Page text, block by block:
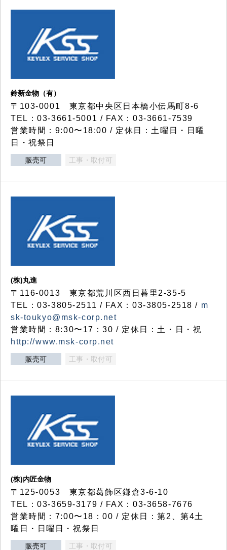
鈴新金物（有）
〒103-0001 東京都中央区日本橋小伝馬町8-6
TEL：03-3661-5001 / FAX：03-3661-7539
営業時間：9:00〜18:00 / 定休日：土曜日・日曜
日・祝祭日
販売可 工事・取付可
(株)丸進
〒116-0013 東京都荒川区西日暮里2-35-5
TEL：03-3805-2511 / FAX：03-3805-2518 / m
sk-toukyo@msk-corp.net
営業時間：8:30〜17：30 / 定休日：土・日・祝
http://www.msk-corp.net
販売可 工事・取付可
(株)内匠金物
〒125-0053 東京都葛飾区鎌倉3-6-10
TEL：03-3659-3179 / FAX：03-3658-7676
営業時間：7:00〜18：00 / 定休日：第2、第4土
曜日・日曜日・祝祭日
販売可 工事・取付可